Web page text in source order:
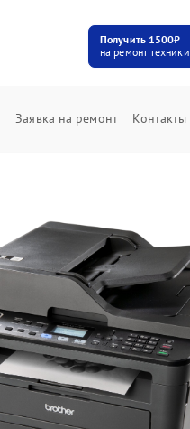
Получить 1500₽
на ремонт техники
Заявка на ремонт Контакты